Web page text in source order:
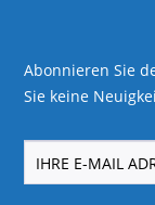
Abonnieren Sie
Sie keine